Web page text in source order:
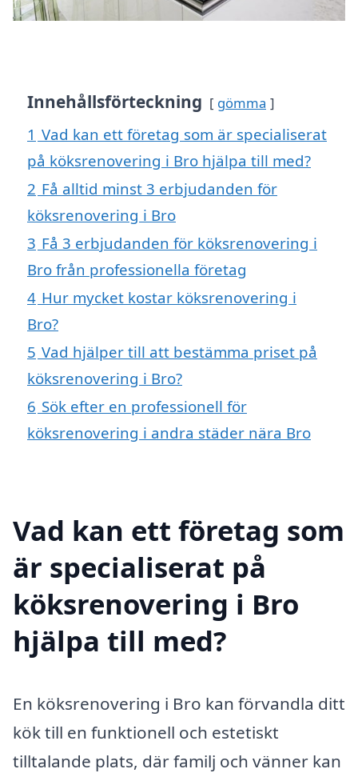
Innehållsförteckning gömma
1 Vad kan ett företag som är specialiserat
på köksrenovering i Bro hjälpa till med?
2 Få alltid minst 3 erbjudanden för
köksrenovering i Bro
3 Få 3 erbjudanden för köksrenovering i
Bro från professionella företag
4 Hur mycket kostar köksrenovering i
Bro?
5 Vad hjälper till att bestämma priset på
köksrenovering i Bro?
6 Sök efter en professionell för
köksrenovering i andra städer nära Bro
Vad kan ett företag som
är specialiserat på
köksrenovering i Bro
hjälpa till med?
En köksrenovering i Bro kan förvandla ditt
kök till en funktionell och estetiskt
tilltalande plats, där familj och vänner kan